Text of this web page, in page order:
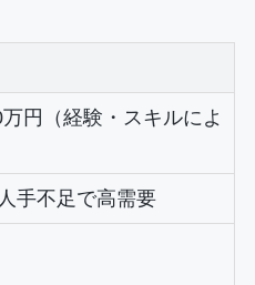
円（経験・スキルによ
手不足で高需要